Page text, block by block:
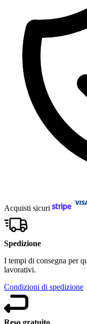
Acquisti sicuri
Spedizione
I tempi di consegna per
lavorativi.
Condizioni di spedizione
Reso gratuito